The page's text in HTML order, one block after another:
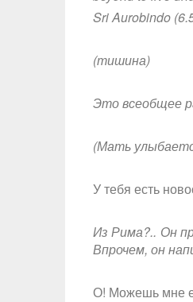
Sri Aurobindo
(тишина)
Это всеобщее
(Мать
У тебя есть
Из Рима?.. Он
Впрочем, он
О! Можешь мне